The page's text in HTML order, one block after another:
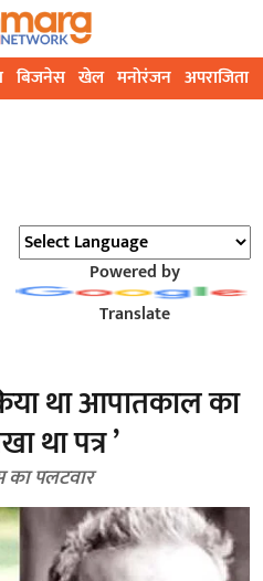
बिजनेस खेल मनोरंजन अपराजिता
Powered by
Translate
था आपातकाल का
था पत्र ’
का पलटवार